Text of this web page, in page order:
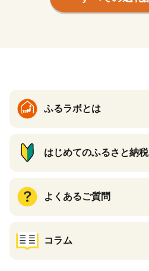
ふるラボとは
はじめてのふるさと納税
よくあるご質問
コラム